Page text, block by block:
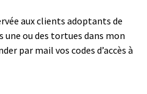
aux clients adoptants de
une ou des tortues dans mon
par mail vos codes d’accès à